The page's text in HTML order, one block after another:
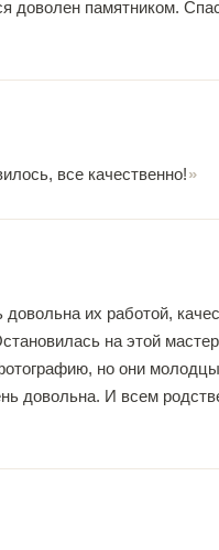
доволен памятником.
все качественно!
их работой,
на этой
но они
довольна. И всем